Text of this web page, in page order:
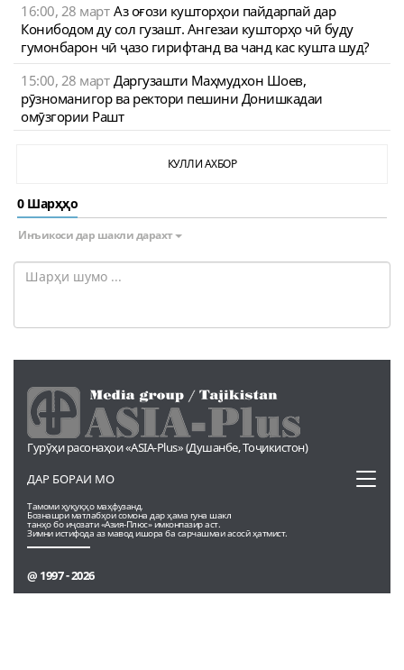
16:00, 28 март Аз оғози кушторҳои пайдарпай дар
Конибодом ду сол гузашт. Ангезаи кушторҳо чӣ буду
гумонбарон чӣ ҷазо гирифтанд ва чанд кас кушта шуд?
15:00, 28 март Даргузашти Маҳмудхон Шоев,
рӯзноманигор ва ректори пешини Донишкадаи
омӯзгории Рашт
КУЛЛИ АХБОР
0 Шарҳҳо
Инъикоси дар шакли дарахт
Гурӯҳи расонаҳои «ASIA-Plus» (Душанбе, Тоҷикистон)
ДАР БОРАИ МО
Тамоми ҳуқуқҳо маҳфузанд.
Бознашри матлабҳои сомона дар ҳама гуна шакл
танҳо бо иҷозати «Азия-Плюс» имконпазир аст.
Зимни истифода аз мавод ишора ба сарчашмаи асосӣ ҳатмист.
@ 1997 - 2026